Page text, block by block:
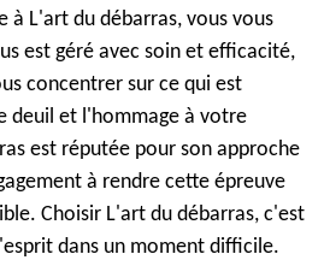
à L'art du débarras, vous vous
est géré avec soin et efficacité,
concentrer sur ce qui est
deuil et l'hommage à votre
est réputée pour son approche
à rendre cette épreuve
Choisir L'art du débarras, c'est
dans un moment difficile.